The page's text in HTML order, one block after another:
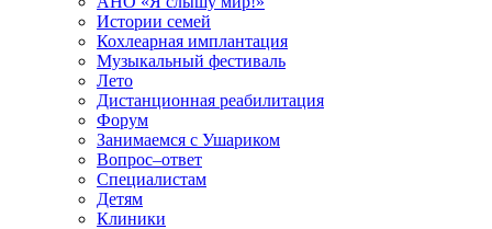
Истории семей
Кохлеарная имплантация
Музыкальный фестиваль
Лето
Дистанционная реабилитация
Форум
Занимаемся с Ушариком
Вопрос–ответ
Специалистам
Детям
Клиники